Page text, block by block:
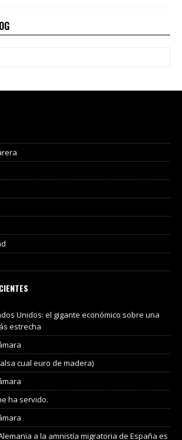
Unidos: el gigante económico sobre una
estrecha
cual euro de madera)
ha servido.
a la amnistía migratoria de España es